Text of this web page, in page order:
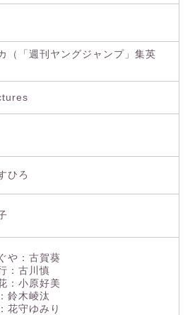
（「週刊ヤングジャンプ」集英
ひろ
や：古賀葵
：古川慎
：小原好美
鈴木崚汰
花守ゆみり